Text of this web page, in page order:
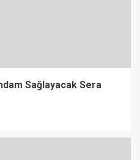
Sağlayacak Sera